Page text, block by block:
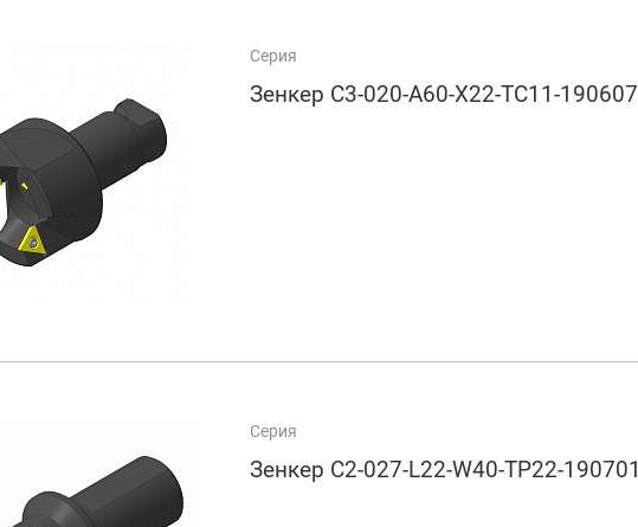
Серия
Зенкер C3-020-A60-X22-TC11-190607
Серия
Зенкер C2-027-L22-W40-TP22-190701